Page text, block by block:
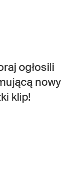
ogłosili
nowy
klip!